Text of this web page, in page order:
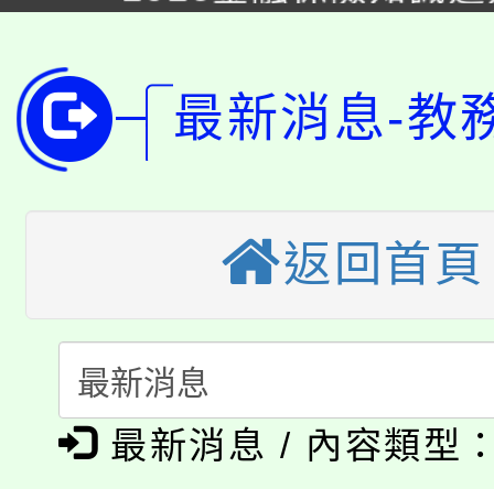
生本土語及新住民語歌
公告本校115學年度第
代理(課)教師甄選結果
公告本校115學年度第
《TA101》溝通分析基
程，歡迎學生輔導中心
心理、諮商輔導、社會
系所師生報名參加。
轉知苗栗縣政府辦理
縣市「校園短影音徵選
門員」簡章及活動海報
踴躍報名參加。
要點
「桃園市補助參觀特色
展演活動實施計畫」
淨零綠領人才培育課程
公告本校115學年度第
最新消息-教
返回首頁
最新消息 / 內容類型